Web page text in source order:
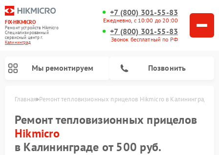
FIX-HIKMICRO
Ремонт устройств Hikmicro
Специализированный
cервисный центр г.
Калининград
+7 (800) 301-55-83
Ежедневно, с 10:00 до 20:00
+7 (800) 301-55-83
Звонок бесплатный по РФ
Мы ремонтируем Позвонить
Главная Ремонт тепловизионных прицелов Hikmicro в Калининграде
Ремонт тепловизионных прицелов
Hikmicro
в Калининграде от 500 руб.